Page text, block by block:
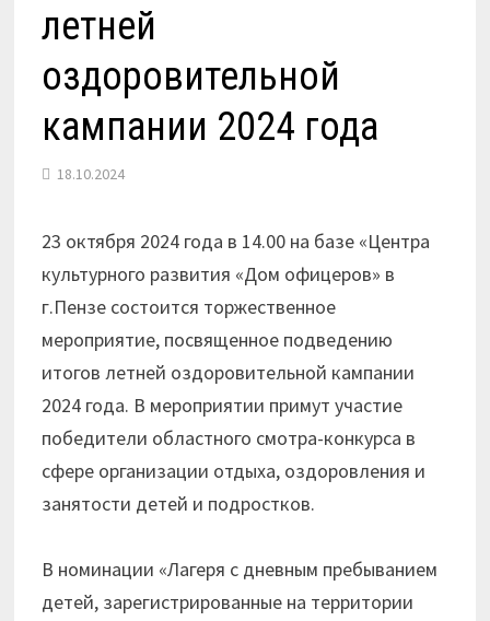
летней
оздоровительной
кампании 2024 года
18.10.2024
23 октября 2024 года в 14.00 на базе «Центра
культурного развития «Дом офицеров» в
г.Пензе состоится торжественное
мероприятие, посвященное подведению
итогов летней оздоровительной кампании
2024 года. В мероприятии примут участие
победители областного смотра-конкурса в
сфере организации отдыха, оздоровления и
занятости детей и подростков.
В номинации «Лагеря с дневным пребыванием
детей, зарегистрированные на территории